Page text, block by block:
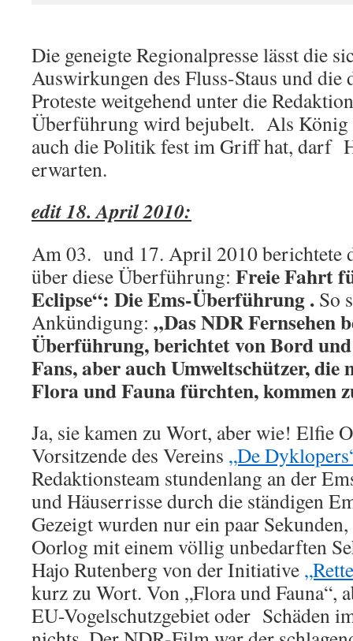
Die geneigte Regionalpresse lässt die
Auswirkungen des Fluss-Staus und die
Proteste weitgehend unter die
Überführung wird bejubelt. Als König
auch die Politik fest im Griff hat, darf
erwarten.
edit 18. April 2010:
Am 03. und 17. April 2010 berichtete
über diese Überführung: Freie Fahrt
Eclipse“: Die Ems-Überführung . So
Ankündigung: „Das NDR Fernsehen
Überführung, berichtet von Bord und
Fans, aber auch Umweltschützer, die
Flora und Fauna fürchten, kommen
Ja, sie kamen zu Wort, aber wie! Elfie
Vorsitzende des Vereins „De
Redaktionsteam stundenlang an der
und Häuserrisse durch die ständigen
Gezeigt wurden nur ein paar
Oorlog mit einem völlig unbedarften
Hajo Rutenberg von der Initiative
kurz zu Wort. Von „Flora und Fauna“,
EU-Vogelschutzgebiet oder Schäden